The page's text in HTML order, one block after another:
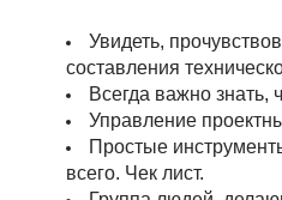
Увидеть,
составления
Всегда важно знать,
Управление
Простые
всего. Чек лист.